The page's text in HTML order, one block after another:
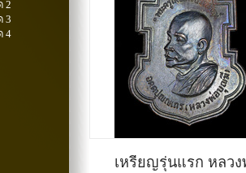
2
3
4
เหรียญรุ่นแรก หลว